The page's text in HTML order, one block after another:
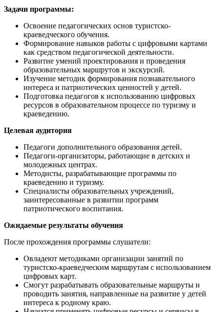
Задачи программы:
Освоение педагогических основ туристско-
краеведческого обучения.
Формирование навыков работы с цифровыми картами
как средством педагогической деятельности.
Развитие умений проектирования и проведения
образовательных маршрутов и экскурсий.
Изучение методик формирования познавательного
интереса и патриотических ценностей у детей.
Подготовка педагогов к использованию цифровых
ресурсов в образовательном процессе по туризму и
краеведению.
Целевая аудитория
Педагоги дополнительного образования детей.
Педагоги-организаторы, работающие в детских и
молодежных центрах.
Методисты, разрабатывающие программы по
краеведению и туризму.
Специалисты образовательных учреждений,
заинтересованные в развитии программ
патриотического воспитания.
Ожидаемые результаты обучения
После прохождения программы слушатели:
Овладеют методиками организации занятий по
туристско-краеведческим маршрутам с использованием
цифровых карт.
Смогут разрабатывать образовательные маршруты и
проводить занятия, направленные на развитие у детей
интереса к родному краю.